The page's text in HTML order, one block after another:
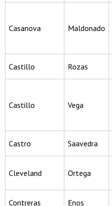
Casanova Maldonado
Castillo Rozas
Castillo Vega
Castro Saavedra
Cleveland Ortega
Contreras Enos